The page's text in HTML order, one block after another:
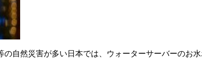
自然災害が多い日本では、ウォーターサーバーのお